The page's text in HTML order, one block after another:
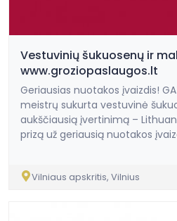
Vestuvinių šukuosenų ir
www.groziopaslaugos.lt
Geriausias nuotakos įvaizdis!
meistrų sukurta vestuvinė
aukščiausią įvertinimą –
prizą už geriausią nuotakos
Vilniaus apskritis, Vilnius